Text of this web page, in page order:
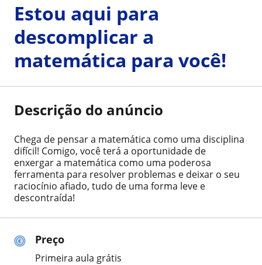
Preço
Primeira aula grátis
Estou aqui para
descomplicar a
matemática para você!
Descrição do anúncio
Chega de pensar a matemática como uma disciplina
difícil! Comigo, você terá a oportunidade de
enxergar a matemática como uma poderosa
ferramenta para resolver problemas e deixar o seu
raciocínio afiado, tudo de uma forma leve e
descontraída!